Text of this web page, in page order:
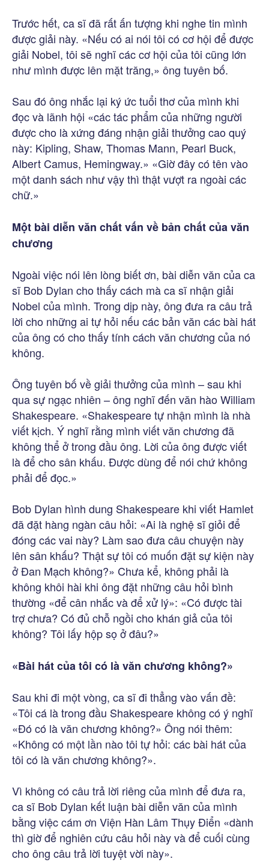
Trước hết, ca sĩ đã rất ấn tượng khi nghe tin mình
được giải này. «Nếu có ai nói tôi có cơ hội để được
giải Nobel, tôi sẽ nghĩ các cơ hội của tôi cũng lớn
như mình được lên mặt trăng,» ông tuyên bố.
Sau đó ông nhắc lại ký ức tuổi thơ của mình khi
đọc và lãnh hội «các tác phẩm của những người
được cho là xứng đáng nhận giải thưởng cao quý
này: Kipling, Shaw, Thomas Mann, Pearl Buck,
Albert Camus, Hemingway.» «Giờ đây có tên vào
một danh sách như vậy thì thật vượt ra ngoài các
chữ.»
Một bài diễn văn chất vấn về bản chất của văn
chương
Ngoài việc nói lên lòng biết ơn, bài diễn văn của ca
sĩ Bob Dylan cho thấy cách mà ca sĩ nhận giải
Nobel của mình. Trong dịp này, ông đưa ra câu trả
lời cho những ai tự hỏi nếu các bản văn các bài hát
của ông có cho thấy tính cách văn chương của nó
không.
Ông tuyên bố về giải thưởng của mình – sau khi
qua sự ngạc nhiên – ông nghĩ đến văn hào William
Shakespeare. «Shakespeare tự nhận mình là nhà
viết kịch. Ý nghĩ rằng mình viết văn chương đã
không thể ở trong đầu ông. Lời của ông được viết
là để cho sân khấu. Được dùng để nói chứ không
phải để đọc.»
Bob Dylan hình dung Shakespeare khi viết Hamlet
đã đặt hàng ngàn câu hỏi: «Ai là nghệ sĩ giỏi để
đóng các vai này? Làm sao đưa câu chuyện này
lên sân khấu? Thật sự tôi có muốn đặt sự kiện này
ở Đan Mạch không?» Chưa kể, không phải là
không khôi hài khi ông đặt những câu hỏi bình
thường «để cân nhắc và để xử lý»: «Có được tài
trợ chưa? Có đủ chỗ ngồi cho khán giả của tôi
không? Tôi lấy hộp sọ ở đâu?»
«Bài hát của tôi có là văn chương không?»
Sau khi đi một vòng, ca sĩ đi thẳng vào vấn đề:
«Tôi cá là trong đầu Shakespeare không có ý nghĩ
«Đó có là văn chương không?» Ông nói thêm:
«Không có một lần nào tôi tự hỏi: các bài hát của
tôi có là văn chương không?».
Vì không có câu trả lời riêng của mình để đưa ra,
ca sĩ Bob Dylan kết luận bài diễn văn của mình
bằng việc cám ơn Viện Hàn Lâm Thụy Điển «dành
thì giờ để nghiên cứu câu hỏi này và để cuối cùng
cho ông câu trả lời tuyệt vời này».